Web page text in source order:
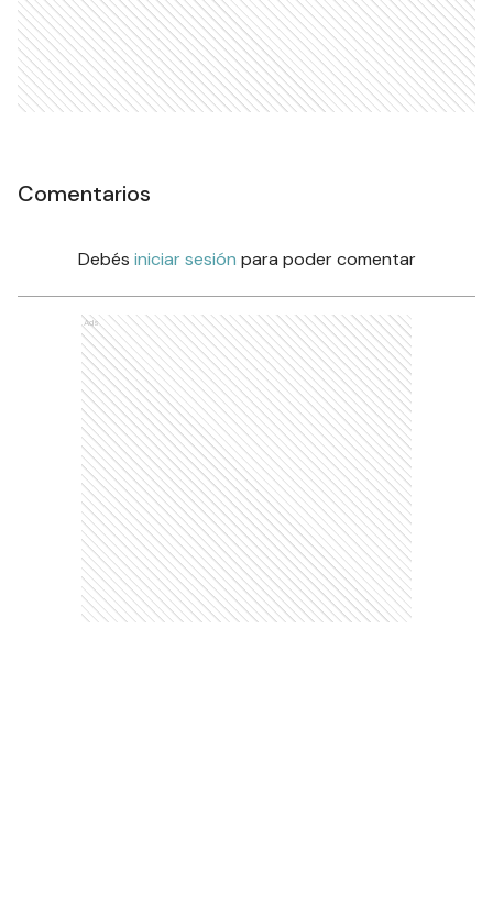
Comentarios
Debés iniciar sesión para poder comentar
Ads